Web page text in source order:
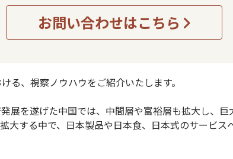
お問い合わせはこちら
る、視察ノウハウをご紹介いたします。
展を遂げた中国では、中間層や富裕層も拡大し、
大する中で、日本製品や日本食、日本式のサービス